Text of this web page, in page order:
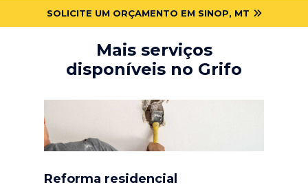
SOLICITE UM ORÇAMENTO EM SINOP, MT
Mais serviços
disponíveis no Grifo
Reforma residencial